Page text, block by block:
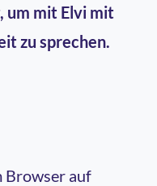
um mit Elvi mit
zu sprechen.
Browser auf